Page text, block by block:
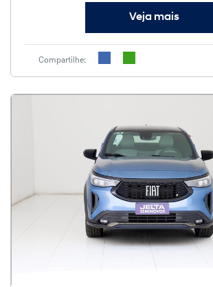
Veja mais
Compartilhe: